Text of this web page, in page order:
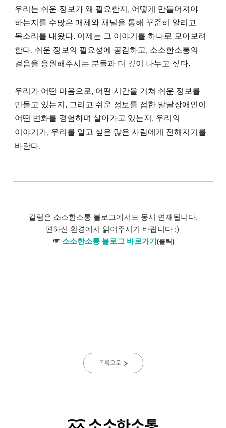
우리는 쉬운 정보가 왜 필요한지, 어떻게 만들어져야
하는지를 수많은 매체와 채널을 통해 꾸준히 알리고
목소리를 내왔다. 이제는 그 이야기를 하나로 모아보려
한다. 쉬운 정보의 필요성에 공감하고, 소소한소통의
걸음을 응원해주시는 분들과 더 깊이 나누고 싶다.
우리가 어떤 마음으로, 어떤 시간을 거쳐 쉬운 정보를
만들고 있는지, 그리고 쉬운 정보를 접한 발달장애인이
어떤 변화를 경험하며 살아가고 있는지. 우리의
이야기가, 우리를 알고 싶은 많은 사람에게 전해지기를
바란다.
칼럼은 소소한소통 블로그에서도 동시 연재됩니다.
편하신 환경에서 읽어주시기 바랍니다 :)
☞ 소소한소통 블로그 바로가기 (클릭)
목록으로